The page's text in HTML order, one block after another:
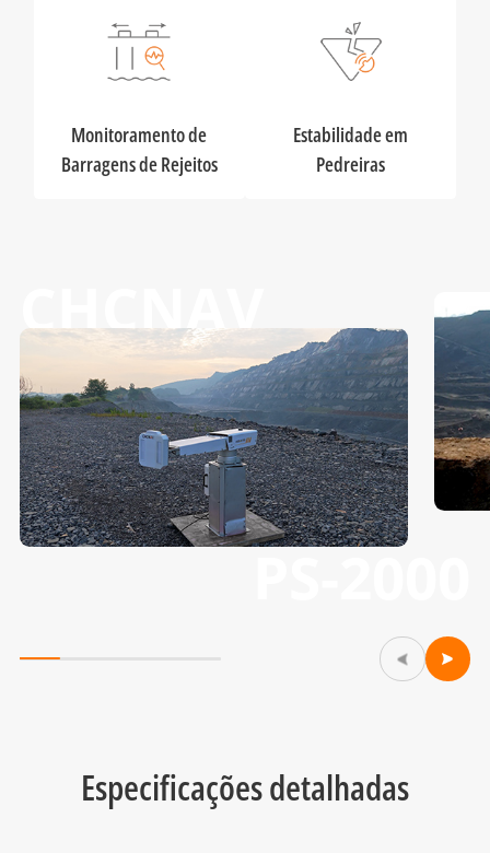
Monitoramento de
Barragens de Rejeitos
Estabilidade em
Pedreiras
CHCNAV
Especificações detalhadas